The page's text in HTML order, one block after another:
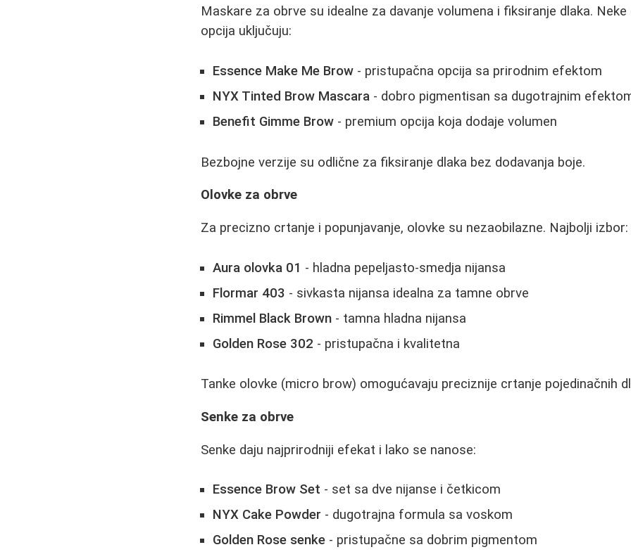
Maskare za obrve su idealne za davanje volumena i fiksiranje dlaka.
opcija uključuju:
Essence Make Me Brow - pristupačna opcija sa prirodnim efektom
NYX Tinted Brow Mascara - dobro pigmentisan sa dugotrajnim
Benefit Gimme Brow - premium opcija koja dodaje volumen
Bezbojne verzije su odlične za fiksiranje dlaka bez dodavanja boje.
Olovke za obrve
Za precizno crtanje i popunjavanje, olovke su nezaobilazne. Najbolji izbor:
Aura olovka 01 - hladna pepeljasto-smedja nijansa
Flormar 403 - sivkasta nijansa idealna za tamne obrve
Rimmel Black Brown - tamna hladna nijansa
Golden Rose 302 - pristupačna i kvalitetna
Tanke olovke (micro brow) omogućavaju preciznije crtanje pojedinačnih
Senke za obrve
Senke daju najprirodniji efekat i lako se nanose:
Essence Brow Set - set sa dve nijanse i četkicom
NYX Cake Powder - dugotrajna formula sa voskom
Golden Rose senke - pristupačne sa dobrim pigmentom